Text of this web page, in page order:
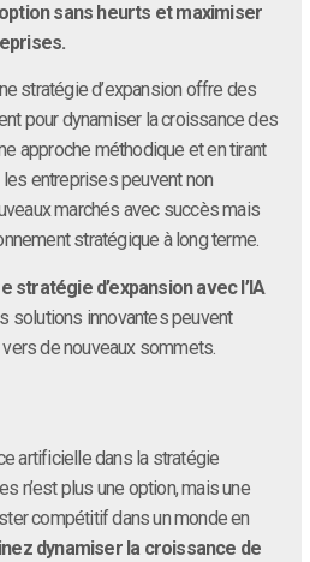
sans heurts et maximiser
stratégie d’expansion offre des
pour dynamiser la croissance des
approche méthodique et en tirant
entreprises peuvent non
marchés avec succès mais
stratégique à long terme.
d’expansion avec l’IA
solutions innovantes peuvent
de nouveaux sommets.
artificielle dans la stratégie
n’est plus une option, mais une
compétitif dans un monde en
dynamiser la croissance de